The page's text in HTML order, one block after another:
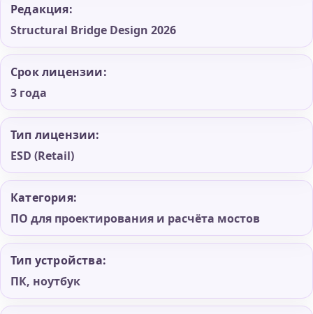
Редакция:
Structural Bridge Design 2026
Срок лицензии:
3 года
Тип лицензии:
ESD (Retail)
Категория:
ПО для проектирования и расчёта мостов
Тип устройства:
ПК, ноутбук